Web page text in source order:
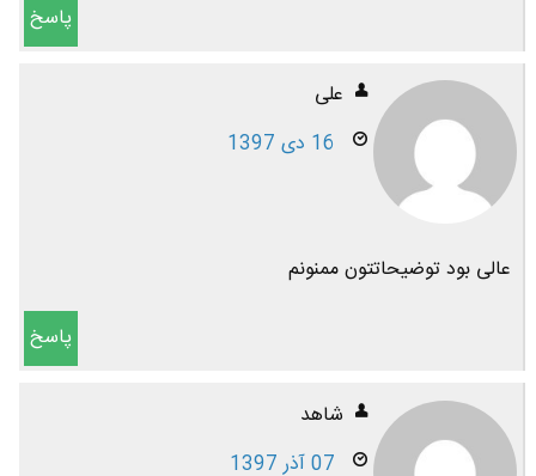
پاسخ
علی
16 دی 1397
عالی بود توضیحاتتون ممنونم
پاسخ
شاهد
07 آذر 1397